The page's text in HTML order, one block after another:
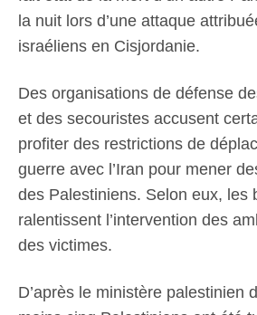
la nuit lors d’une attaque
israéliens en Cisjordanie.
Des organisations de défense
et des secouristes accusent
profiter des restrictions de
guerre avec l’Iran pour mener
des Palestiniens. Selon eux, les
ralentissent l’intervention des
des victimes.
D’après le ministère palestinien